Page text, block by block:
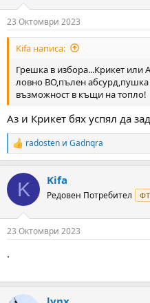
s
:
23 Октомври 2023
Kifa написа:
Грешка в избора...Крикет или
ловно ВО,пълен абсурд,пушка
възможност в къщи на топло!
Аз и Крикет бях успял да
R
e
c
i
s
radosten и Gadnqra
K Kifa
Редовен Потребител
23 Октомври 2023
.